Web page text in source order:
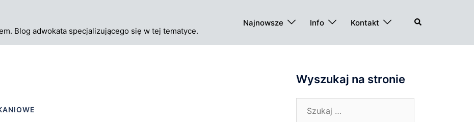
Blog adwokata specjalizującego się w tej tematyce.
Najnowsze Info Kontakt Szukaj
Wyszukaj na stronie